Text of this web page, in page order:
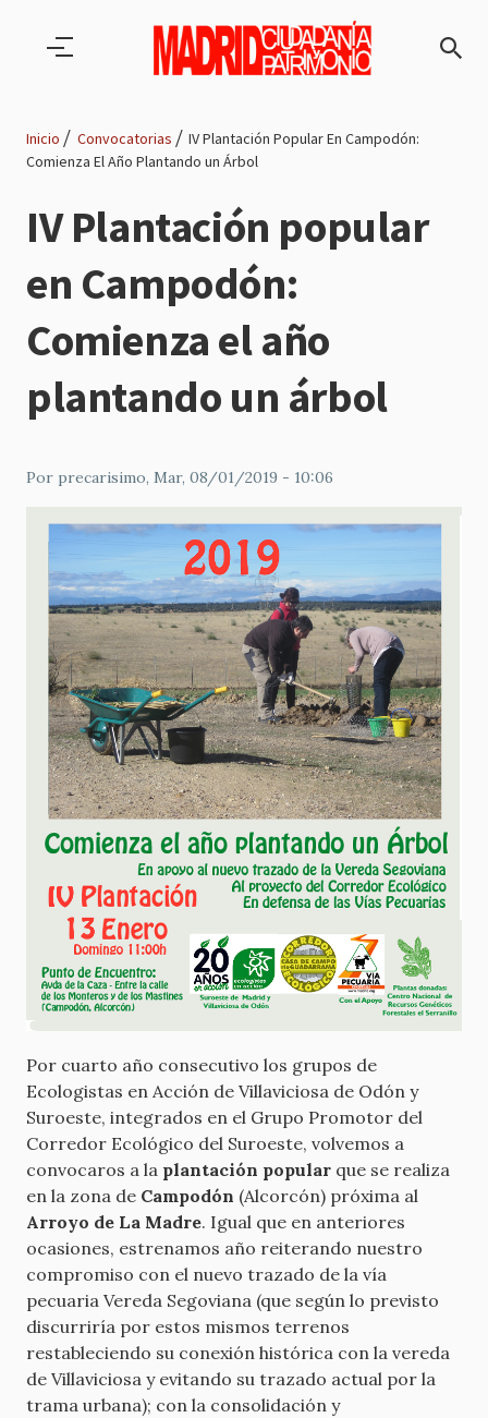
de
navegación
Inicio Convocatorias
IV Plantación Popular En Campodón:
Comienza El Año Plantando un Árbol
IV Plantación popular
en Campodón:
Comienza el año
plantando un árbol
Por precarisimo, Mar, 08/01/2019 - 10:06
Por cuarto año consecutivo los grupos de
Ecologistas en Acción de Villaviciosa de Odón y
Suroeste, integrados en el Grupo Promotor del
Corredor Ecológico del Suroeste, volvemos a
convocaros a la plantación popular que se realiza
en la zona de Campodón (Alcorcón) próxima al
Arroyo de La Madre. Igual que en anteriores
ocasiones, estrenamos año reiterando nuestro
compromiso con el nuevo trazado de la vía
pecuaria Vereda Segoviana (que según lo previsto
discurriría por estos mismos terrenos
restableciendo su conexión histórica con la vereda
de Villaviciosa y evitando su trazado actual por la
trama urbana); con la consolidación y